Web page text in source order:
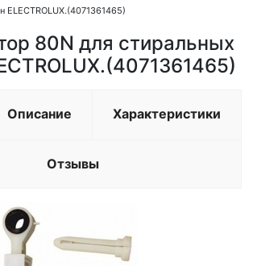
80N для стиральных
Описание Характеристики
Отзывы